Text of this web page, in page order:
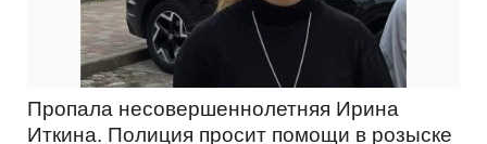
Пропала несовершеннолетняя Ирина
Иткина. Полиция просит помощи в розыске